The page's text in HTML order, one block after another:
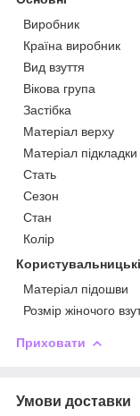
Виробник
Країна виробник
Вид взуття
Вікова група
Застібка
Матеріал верху
Матеріал підкладки
Стать
Сезон
Стан
Колір
Матеріал підошви
Розмір жіночого
Приховати
Умови доставки